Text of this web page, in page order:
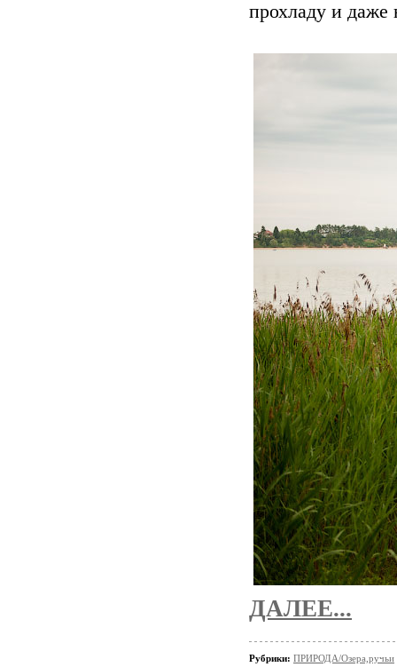
прохладу и
ДАЛЕЕ...
Рубрики: ПРИРОДА/Озера,ручьи